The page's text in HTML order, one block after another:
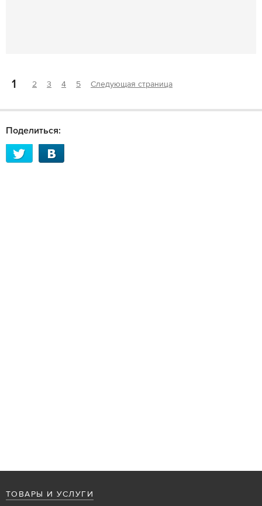
1 2 3 4 5 Следующая страница
Поделиться:
ТОВАРЫ И УСЛУГИ